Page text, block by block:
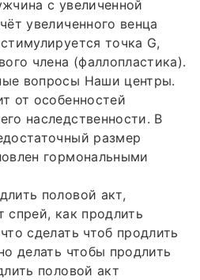
с увеличенной
увеличенного венца
точка G,
члена (фаллопластика).
вопросы Наши центры.
от особенностей
наследственности. В
размер
гормональными
половой акт,
спрей, как продлить
сделать чтоб продлить
делать чтобы продлить
половой акт